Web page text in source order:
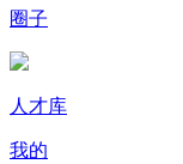
圈子
人才库
我的